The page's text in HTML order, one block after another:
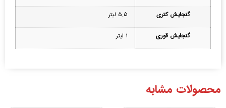
گنجایش کتری ۵.۵ لیتر
گنجایش قوری ۱ لیتر
محصولات مشابه